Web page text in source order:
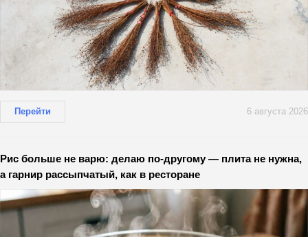
Перейти 6 августа 2026
Рис больше не варю: делаю по-другому — плита не нужна,
а гарнир рассыпчатый, как в ресторане